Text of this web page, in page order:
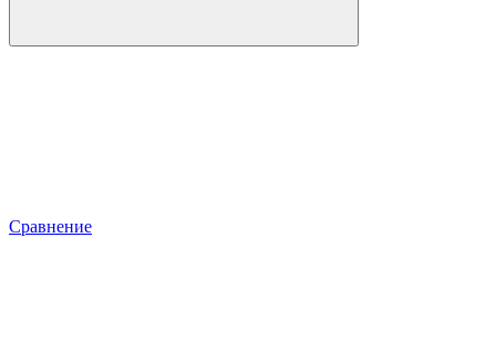
Сравнение